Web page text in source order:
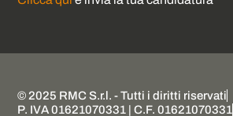
© 2025 RMC S.r.l. - Tutti i diritti riservati
P. IVA 01621070331 | C.F. 01621070331